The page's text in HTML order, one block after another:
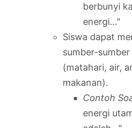
berbunyi
energi…"
Siswa dapat
sumber-
(matahari, air,
makanan).
Contoh
energi